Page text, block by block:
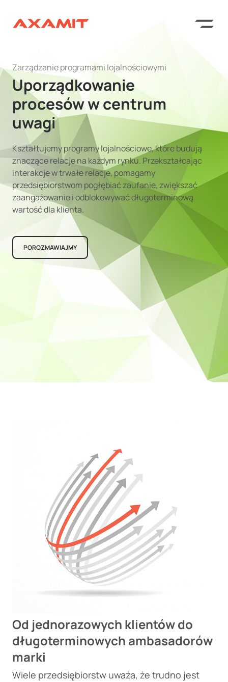
Zarządzanie programami lojalnościowymi
Uporządkowanie
procesów w centrum
uwagi
Kształtujemy programy lojalnościowe, które budują
znaczące relacje na każdym rynku. Przekształcając
interakcje w trwałe relacje, pomagamy
przedsiębiorstwom pogłębiać zaufanie, zwiększać
zaangażowanie i odblokowywać długoterminową
wartość dla klienta.
POROZMAWIAJMY
Od jednorazowych klientów do
długoterminowych ambasadorów
marki
Wiele przedsiębiorstw uważa, że trudno jest